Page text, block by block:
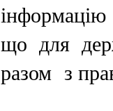
що для
разом з